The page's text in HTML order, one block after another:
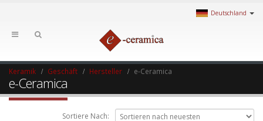
Deutschland
Keramik Geschäft Hersteller e-Ceramica
e-Ceramica
Sortiere Nach: